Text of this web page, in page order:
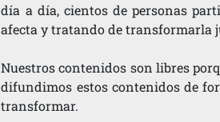
día a día, cientos de personas
afecta y tratando de transformarla
Nuestros contenidos son libres
difundimos estos contenidos de
transformar.